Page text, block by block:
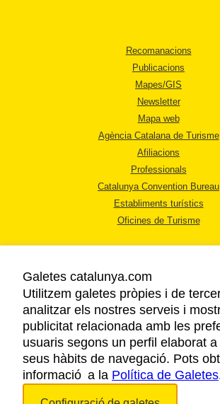
Recomanacions
Publicacions
Mapes/GIS
Newsletter
Mapa web
Agència Catalana de Turisme
Afiliacions
Professionals
Catalunya Convention Bureau
Establiments turístics
Oficines de Turisme
AVÍS LEGAL
POLÍTICA DE PRIVACITAT
COOKIES
ACCESSIBILITAT
Galetes catalunya.com
Utilitzem galetes pròpies i de
analitzar els nostres serveis i
publicitat relacionada amb les
usuaris segons un perfil elaborat
seus hàbits de navegació. Pots
informació a la Política de Galetes